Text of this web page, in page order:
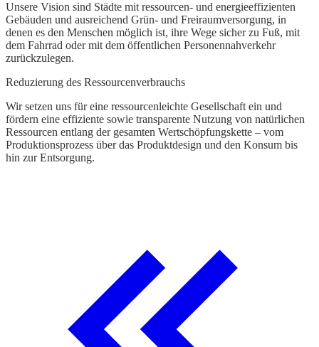
Unsere Vision sind Städte mit ressourcen- und energieeffizienten
Gebäuden und ausreichend Grün- und Freiraumversorgung, in
denen es den Menschen möglich ist, ihre Wege sicher zu Fuß, mit
dem Fahrrad oder mit dem öffentlichen Personennahverkehr
zurückzulegen.
Reduzierung des Ressourcenverbrauchs
Wir setzen uns für eine ressourcenleichte Gesellschaft ein und
fördern eine effiziente sowie transparente Nutzung von natürlichen
Ressourcen entlang der gesamten Wertschöpfungskette – vom
Produktionsprozess über das Produktdesign und den Konsum bis
hin zur Entsorgung.